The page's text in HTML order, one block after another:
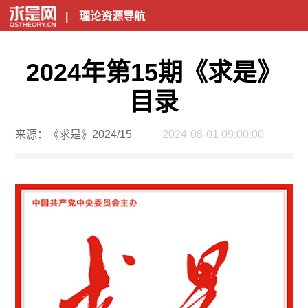
| 理论资源导航
2024年第15期《求是》
目录
来源：《求是》2024/15 2024-08-01 09:00:00